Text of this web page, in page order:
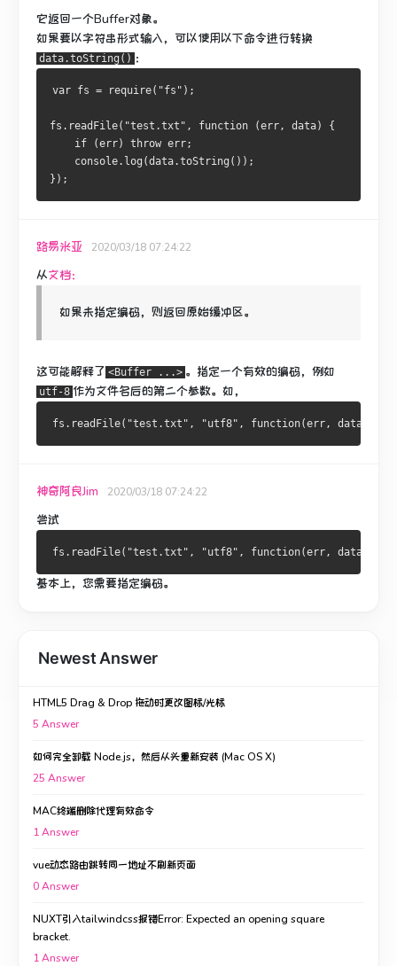
它返回一个Buffer对象。
如果要以字符串形式输入，可以使用以下命令进行转换
data.toString() ：
var fs = require("fs");
fs.readFile("test.txt", function (err, data) {
    if (err) throw err;
    console.log(data.toString());
});
路易米亚 2020/03/18 07:24:22
从文档：
如果未指定编码，则返回原始缓冲区。
这可能解释了 <Buffer ...> 。 指定一个有效的编码，例如
utf-8 作为文件名后的第二个参数。 如，
神奇阿良Jim 2020/03/18 07:24:22
尝试
基本上，您需要指定编码。
Newest Answer
HTML5 Drag & Drop 拖动时更改图标/光标
5 Answer
如何完全卸载 Node.js，然后从头重新安装 (Mac OS X)
25 Answer
MAC终端删除代理有效命令
1Answer
vue动态路由跳转同一地址不刷新页面
0Answer
NUXT引入tailwindcss报错Error: Expected an opening square
bracket.
1Answer